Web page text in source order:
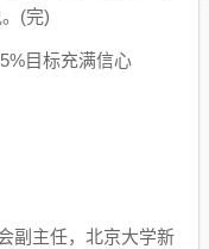
(完)
目标充满信心
副主任，北京大学新